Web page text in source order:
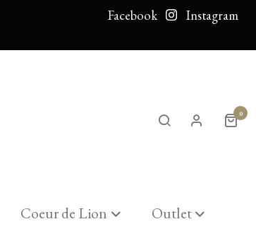
Facebook Instagram
0
Coeur de Lion Outlet